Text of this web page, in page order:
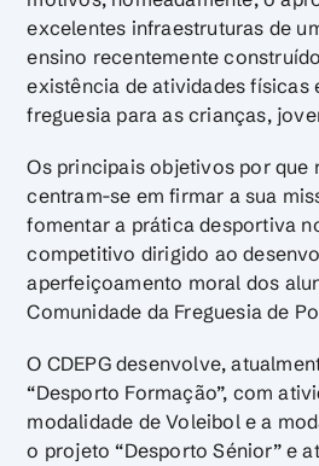
excelentes infraestruturas de
ensino recentemente
existência de atividades físicas
freguesia para as crianças,
Os principais objetivos por que
centram-se em firmar a sua
fomentar a prática desportiva
competitivo dirigido ao
aperfeiçoamento moral dos
Comunidade da Freguesia de
O CDEPG desenvolve,
“Desporto Formação”, com
modalidade de Voleibol e a
o projeto “Desporto Sénior” e